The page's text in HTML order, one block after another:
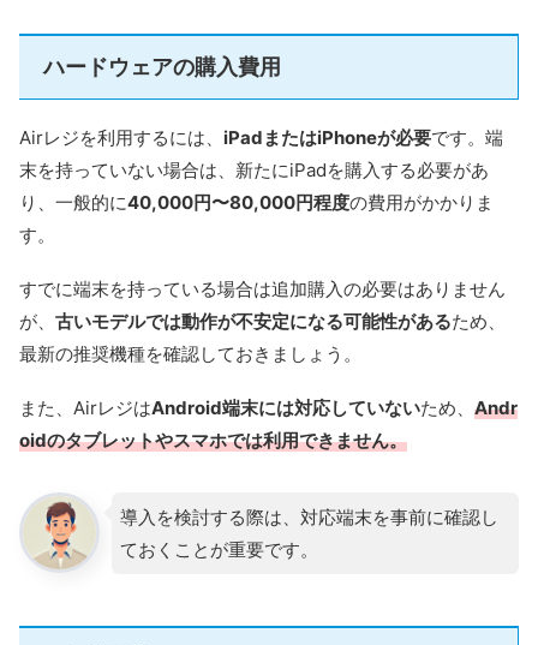
ハードウェアの購入費用
Airレジを利用するには、 iPadまたはiPhoneが必要です。端
末を持っていない場合は、新たにiPadを購入する必要があ
り、一般的に40,000円〜80,000円程度の費用がかかりま
す。
すでに端末を持っている場合は追加購入の必要はありません
が、 古いモデルでは動作が不安定になる可能性があるため、
最新の推奨機種を確認しておきましょう。
また、AirレジはAndroid端末には対応していないため、 Andr
oidのタブレットやスマホでは利用できません。
導入を検討する際は、対応端末を事前に確認し
ておくことが重要です。